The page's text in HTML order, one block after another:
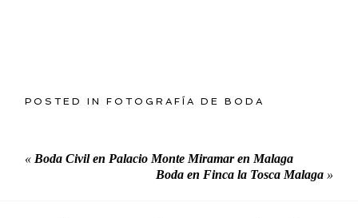
POSTED INFOTOGRAFÍA DE BODA
« Boda Civil en Palacio Monte Miramar en Malaga
Boda en Finca la Tosca Malaga »